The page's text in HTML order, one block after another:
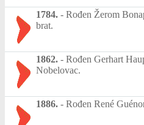
1784. - Rođen Žerom
brat.
1862. - Rođen Gerhart
Nobelovac.
1886. - Rođen René